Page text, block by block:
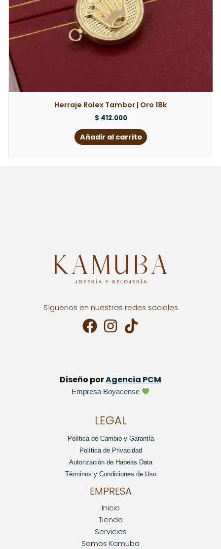
Herraje Rolex Tambor | Oro 18k
$ 412.000
Añadir al carrito
Síguenos en nuestras redes sociales
Diseño porAgencia PCM
Empresa Boyacense
LEGAL
Política de Cambio y Garantía
Política de Privacidad
Autorización de Habeas Data
Términos y Condiciones de Uso
EMPRESA
Inicio
Tienda
Servicios
Somos Kamuba